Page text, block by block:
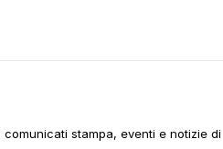
stampa, eventi e notizie di